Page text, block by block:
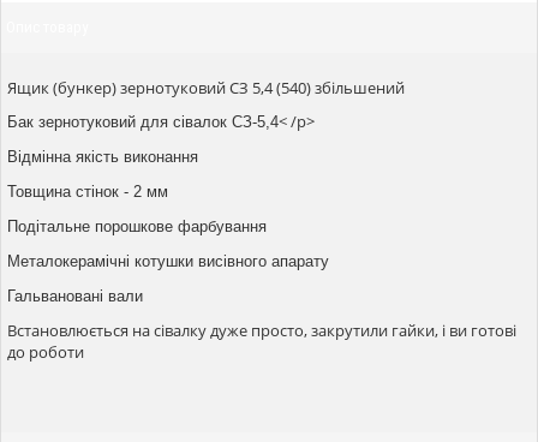
Ящик (бункер) зернотуковий СЗ 5,4 (540) збільшений
Бак зернотуковий для сівалок СЗ-5,4< /p>
Відмінна якість виконання
Товщина стінок - 2 мм
Подітальне порошкове фарбування
Металокерамічні котушки висівного апарату
Гальвановані вали
Встановлюється на сівалку дуже просто, закрутили гайки, і ви готові
до роботи